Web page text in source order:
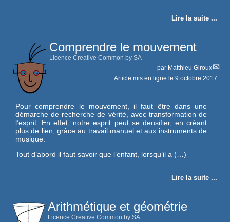
Lire la suite ...
Comprendre le mouvement
Licence Creative Common by SA
par Matthieu Giroux
Article mis en ligne le 9 octobre 2017
Pour comprendre le mouvement, il faut être dans une
démarche de recherche de vérité, avec transformation de
l’esprit. En effet, notre esprit peut se densifier, en créant
plus de lien, grâce au travail manuel et aux instruments de
musique.
Tout d’abord il faut savoir que l’enfant, lorsqu’il a (…)
Lire la suite ...
Arithmétique et géométrie
Licence Creative Common by SA